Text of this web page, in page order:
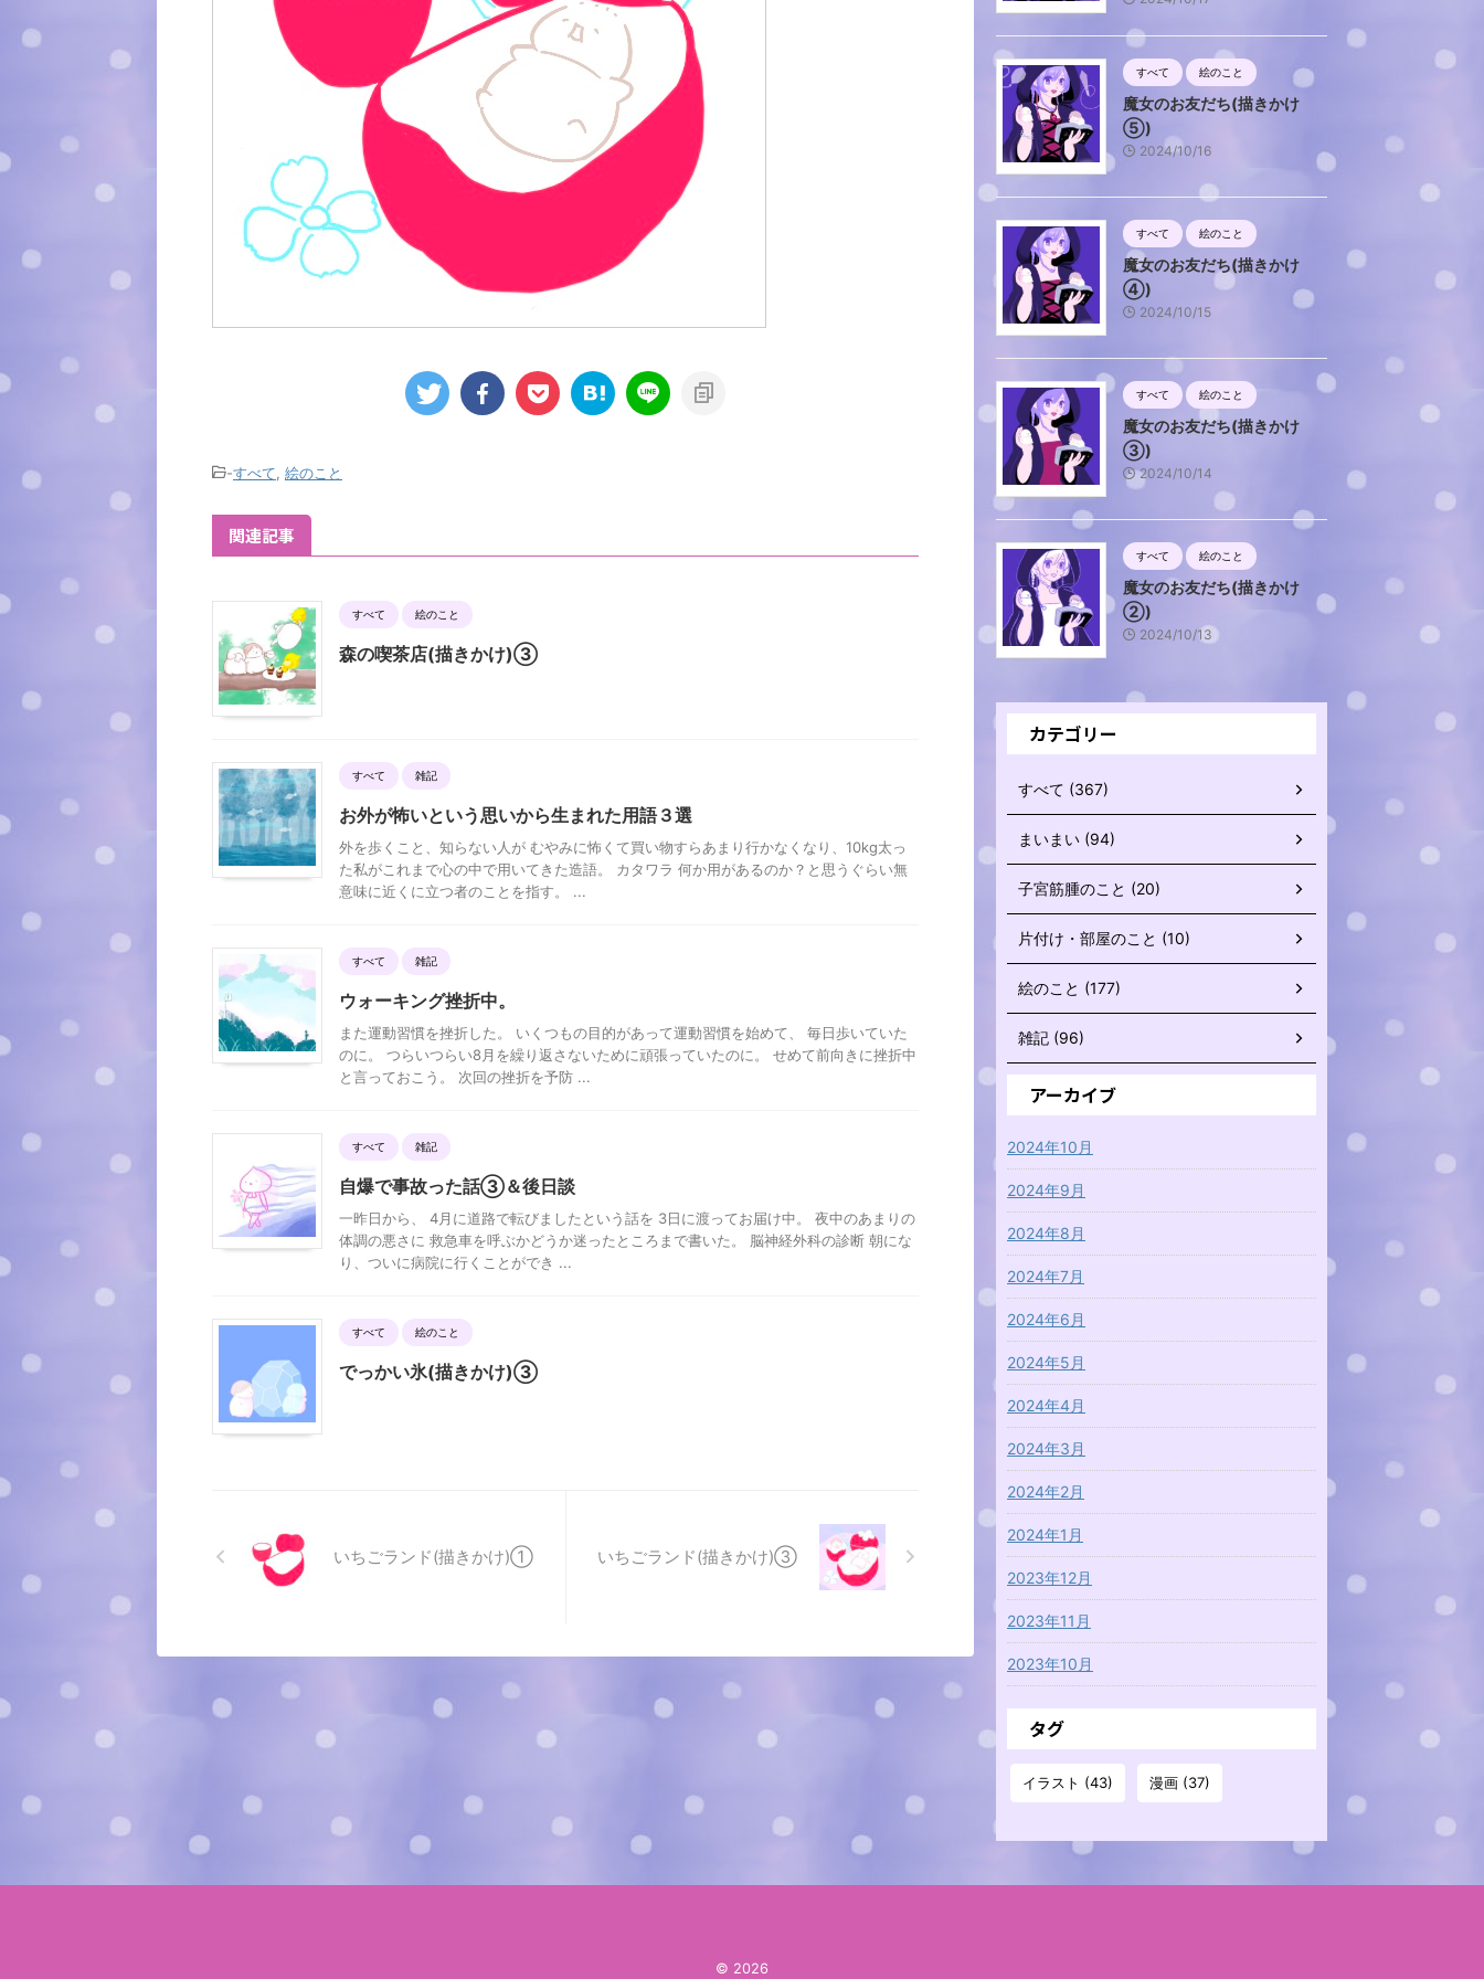
-すべて 絵のこと
関連記事
すべて 絵のこと
森の喫茶店(描きかけ)③
すべて 雑記
お外が怖いという思いから生まれた用語３選
外を歩くこと、知らない人が むやみに怖くて買い物すらあまり行かなくなり、10kg太っ
た私がこれまで心の中で用いてきた造語。 カタワラ 何か用があるのか？と思うぐらい無
意味に近くに立つ者のことを指す。 ...
すべて 雑記
ウォーキング挫折中。
また運動習慣を挫折した。 いくつもの目的があって運動習慣を始めて、 毎日歩いていた
のに。 つらいつらい8月を繰り返さないために頑張っていたのに。 せめて前向きに挫折中
と言っておこう。 次回の挫折を予防 ...
すべて 雑記
自爆で事故った話③＆後日談
一昨日から、 4月に道路で転びましたという話を 3日に渡ってお届け中。 夜中のあまりの
体調の悪さに 救急車を呼ぶかどうか迷ったところまで書いた。 脳神経外科の診断 朝にな
り、ついに病院に行くことができ ...
すべて 絵のこと
でっかい氷(描きかけ)③
いちごランド(描きかけ)① いちごランド(描きかけ)③
すべて 絵のこと
魔女のお友だち(描きかけ
⑤)
2024/10/16
すべて 絵のこと
魔女のお友だち(描きかけ
④)
2024/10/15
すべて 絵のこと
魔女のお友だち(描きかけ
③)
2024/10/14
すべて 絵のこと
魔女のお友だち(描きかけ
②)
2024/10/13
カテゴリー
すべて (367)
まいまい (94)
子宮筋腫のこと (20)
片付け・部屋のこと (10)
絵のこと (177)
雑記 (96)
アーカイブ
2024年10月
2024年9月
2024年8月
2024年7月
2024年6月
2024年5月
2024年4月
2024年3月
2024年2月
2024年1月
2023年12月
2023年11月
2023年10月
タグ
イラスト (43) 漫画 (37)
© 2026